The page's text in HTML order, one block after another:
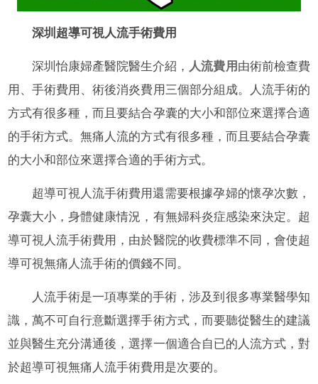
深圳超導可視人流手術費用
深圳怡康婦產醫院醫生介紹， 人流費用 由術前檢查費
用、手術費用、術後消炎費用三個部分組成。人流手術的
方式有很多種，而且要結合孕囊的大小和部位來選擇合適
的手術方式。無痛人流的方式有很多種，而且要結合孕囊
的大小和部位來選擇合適的手術方式。
超導可視人流手術費用還需要根據孕婦的懷孕次數，
孕囊大小，身體健康情況，有無婦科炎症感染來決定。超
導可視人流手術費用，由於醫院的收費標準不同，會使超
導可視無痛人流手術的價錢不同。
人流手術是一項專業的手術，涉及到很多專業醫學知
識，萬不可自行意斷選擇手術方式，而要聽從醫生的建議
並與醫生充分溝通後，選擇一個適合自已的人流方式，對
於超導可視無痛人流手術費用是次要的。